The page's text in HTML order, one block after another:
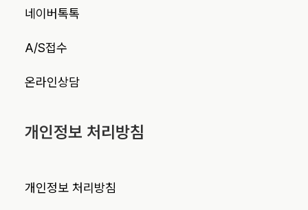
네이버톡톡
A/S접수
온라인상담
개인정보 처리방침
개인정보 처리방침